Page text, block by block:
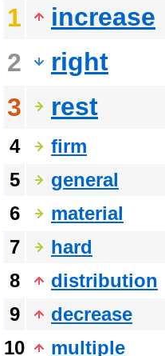
1
increase
2
right
3
rest
4
firm
5
general
6
material
7
hard
8
distribution
9
decrease
10
multiple